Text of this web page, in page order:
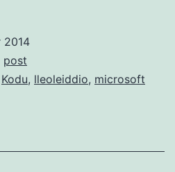
2014
post
Kodu, lleoleiddio, microsoft